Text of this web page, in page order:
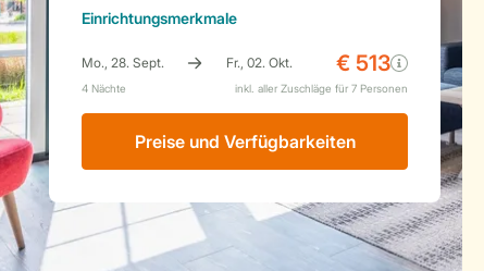
Einrichtungsmerkmale
Preise und Verfügbarkeiten